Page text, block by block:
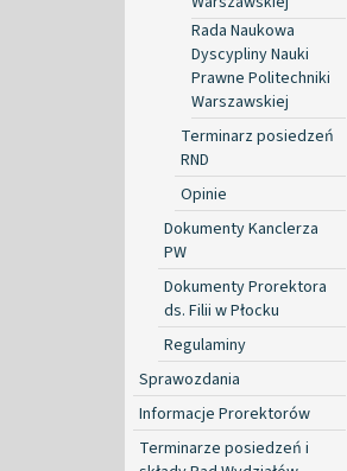
Rada Naukowa
Dyscypliny Nauki
Prawne Politechniki
Warszawskiej
Terminarz posiedzeń
RND
Opinie
Dokumenty Kanclerza
PW
Dokumenty Prorektora
ds. Filii w Płocku
Regulaminy
Sprawozdania
Informacje Prorektorów
Terminarze posiedzeń i